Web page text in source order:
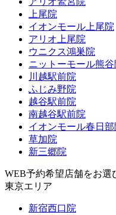
上尾院
イオンモール上尾院
アリオ上尾院
ウニクス鴻巣院
ニットーモール熊谷
川越駅前院
ふじみ野院
越谷駅前院
南越谷駅前院
イオンモール春日部
草加院
新三郷院
WEB予約希望店舗をお選
東京エリア
新宿西口院